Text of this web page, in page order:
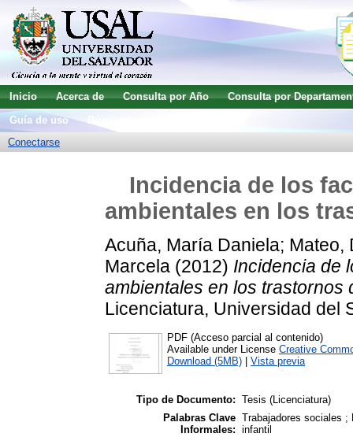
Inicio Acerca de Consulta por Año
Consulta por
Guía de uso
Conectarse
Incidencia de los
ambientales en los
Acuña, María Daniela; Mateo,
Marcela (2012) Incidencia de
ambientales en los trastornos
Licenciatura, Universidad del
PDF (Acceso parcial al contenido)
Available under License Creative
Download (5MB)
Vista previa
Tipo de Documento: Tesis (Licenciatura)
Palabras Clave
Informales:
Trabajadores sociales
infantil